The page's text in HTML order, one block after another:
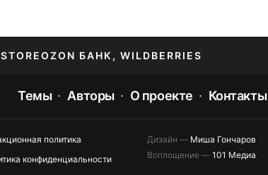
OZON БАНК, WILDBERRIES
Темы Авторы О проекте Контакты
политика
конфиденциальности
Дизайн — Миша Гончаров
Воплощение — 101 Медиа